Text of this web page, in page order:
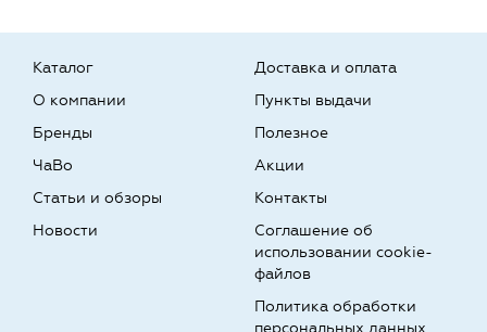
Каталог
О компании
Бренды
Доставка и оплата
Пункты выдачи
Полезное
ЧаВо
Статьи и обзоры
Новости
Акции
Контакты
Соглашение об
использовании cookie-
файлов
Политика обработки